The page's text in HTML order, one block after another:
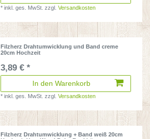
*inkl. ges. MwSt. zzgl.Versandkosten
Filzherz Drahtumwicklung und Band creme
20cm Hochzeit
3,89 € *
In den Warenkorb
*inkl. ges. MwSt. zzgl.Versandkosten
Filzherz Drahtumwicklung + Band weiß 20cm